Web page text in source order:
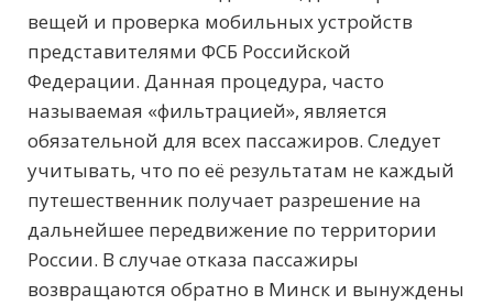
вещей и проверка мобильных устройств
представителями ФСБ Российской
Федерации. Данная процедура, часто
называемая «фильтрацией», является
обязательной для всех пассажиров. Следует
учитывать, что по её результатам не каждый
путешественник получает разрешение на
дальнейшее передвижение по территории
России. В случае отказа пассажиры
возвращаются обратно в Минск и вынуждены